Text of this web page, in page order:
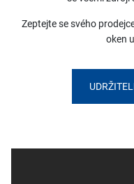
Zeptejte se svého
oken